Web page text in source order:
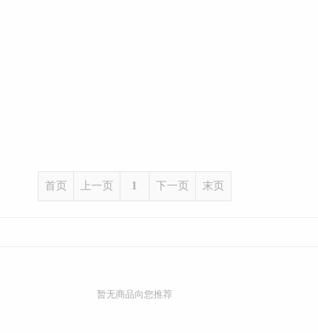
首页 上一页 1 下一页 末页
暂无商品向您推荐